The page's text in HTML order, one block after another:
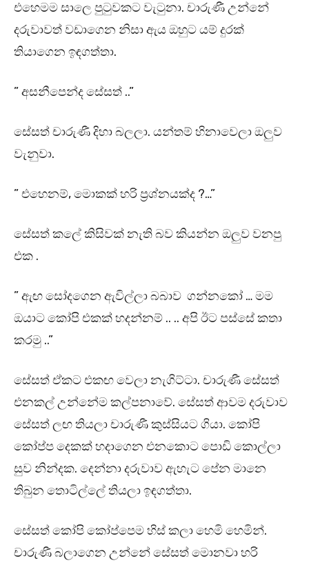
එහෙමම සාලෙ පුටුවකට වැටුනා. චාරුණී උන්නේ
දරුවාවත් වඩාගෙන නිසා ඇය ඔහුට යම් දුරක්
තියාගෙන ඉඳගත්තා.
” අසනීපෙන්ද සේසත් ..”
සේසත් චාරුණී දිහා බලලා. යන්තම් හිනාවෙලා ඔලුව
වැනුවා.
” එහෙනම්, මොකක් හරි ප්‍රශ්නයක්ද ?…”
සේසත් කලේ කිසිවක් නැති බව කියන්න ඔලුව වනපු
එක .
” ඇඟ සෝදගෙන ඇවිල්ලා බබාව ගන්නකෝ … මම
ඔයාට කෝපි එකක් හදන්නම් .. .. අපි ඊට පස්සේ කතා
කරමු ..”
සේසත් ඒකට එකඟ වෙලා නැගිට්ටා. චාරුණී සේසත්
එනකල් උන්නේම කල්පනාවේ. සේසත් ආවම දරුවාව
සේසත් ලඟ තියලා චාරුණී කුස්සියට ගියා. කෝපි
කෝප්ප දෙකක් හදාගෙන එනකොට පොඩි කොල්ලා
සුව නින්දක. දෙන්නා දරුවාව ඇහැට පේන මානෙ
තිබුන තොටිල්ලේ තියලා ඉඳගත්තා.
සේසත් කෝපි කෝප්පෙම හිස් කලා හෙමි හෙමින්.
චාරුණී බලාගෙන උන්නේ සේසත් මොනවා හරි